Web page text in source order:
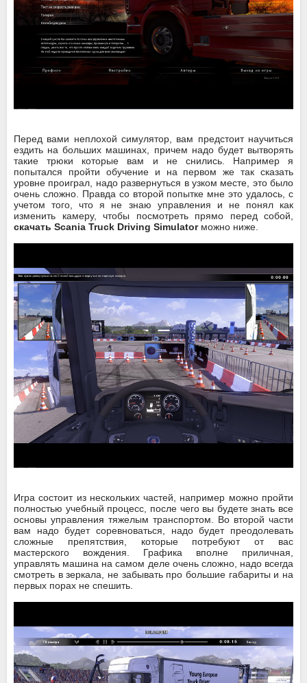
Перед вами неплохой симулятор, вам предстоит научиться
ездить на больших машинах, причем надо будет вытворять
такие трюки которые вам и не снились. Например я
попытался пройти обучение и на первом же так сказать
уровне проиграл, надо развернуться в узком месте, это было
очень сложно. Правда со второй попытке мне это удалось, с
учетом того, что я не знаю управления и не понял как
изменить камеру, чтобы посмотреть прямо перед собой,
скачать Scania Truck Driving Simulatorможно ниже.
Игра состоит из нескольких частей, например можно пройти
полностью учебный процесс, после чего вы будете знать все
основы управления тяжелым транспортом. Во второй части
вам надо будет соревноваться, надо будет преодолевать
сложные препятствия, которые потребуют от вас
мастерского вождения. Графика вполне приличная,
управлять машина на самом деле очень сложно, надо всегда
смотреть в зеркала, не забывать про большие габариты и на
первых порах не спешить.